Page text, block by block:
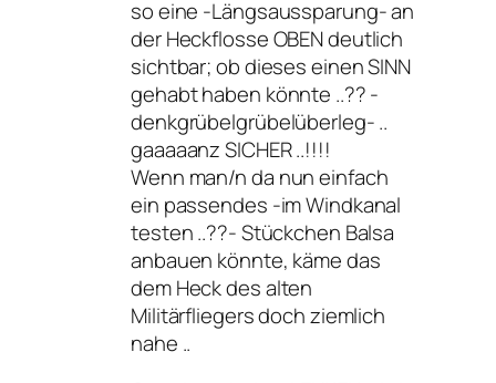
so eine -Längsaussparung- an
der Heckflosse OBEN deutlich
sichtbar; ob dieses einen SINN
gehabt haben könnte ..?? -
denkgrübelgrübelüberleg- ..
gaaaaanz SICHER ..!!!!
Wenn man/n da nun einfach
ein passendes -im Windkanal
testen ..??- Stückchen Balsa
anbauen könnte, käme das
dem Heck des alten
Militärfliegers doch ziemlich
nahe ..